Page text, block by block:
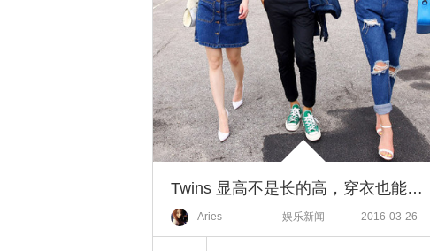
Twins 显高不是长的高，穿衣也能穿出1米8！
Aries 娱乐新闻 2016-03-26